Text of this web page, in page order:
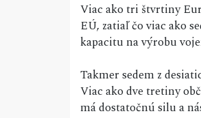
Viac ako tri štvrtiny
EÚ, zatiaľ čo viac ako
kapacitu na výrobu
Takmer sedem z
Viac ako dve tretiny
má dostatočnú silu a